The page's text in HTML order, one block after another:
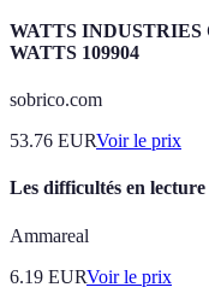
WATTS INDUSTRIES
WATTS 109904
sobrico.com
53.76 EURVoir le prix
Les difficultés en
Ammareal
6.19 EURVoir le prix